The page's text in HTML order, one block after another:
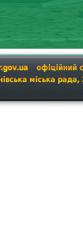
офіційний
міська рада,